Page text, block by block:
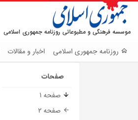
موسسه فرهنگی و مطبوعاتی روزنامه جمهوری اسلامی
روزنامه جمهوری اسلامی اخبار و مقالات
صفحات
صفحه 1
صفحه 2